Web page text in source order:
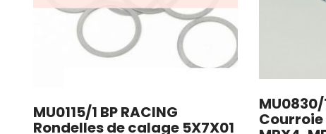
MU0115/1 BP RACING
Rondelles de calage 5X7X01
MU0830/
Courroie